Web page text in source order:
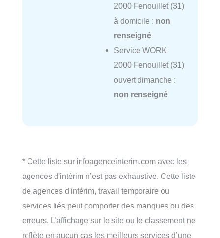
2000 Fenouillet (31)
à domicile : non
renseigné
Service WORK
2000 Fenouillet (31)
ouvert dimanche :
non renseigné
* Cette liste sur infoagenceinterim.com avec les
agences d'intérim n’est pas exhaustive. Cette liste
de agences d'intérim, travail temporaire ou
services liés peut comporter des manques ou des
erreurs. L’affichage sur le site ou le classement ne
reflète en aucun cas les meilleurs services d’une